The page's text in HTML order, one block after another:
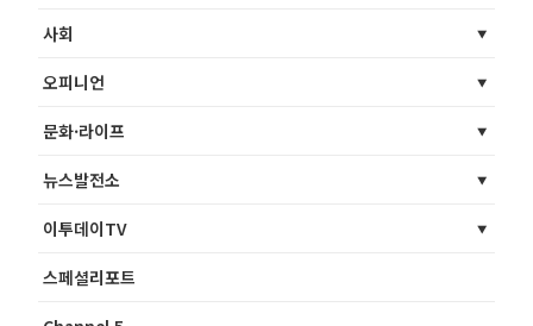
사회
오피니언
문화·라이프
뉴스발전소
이투데이TV
스페셜리포트